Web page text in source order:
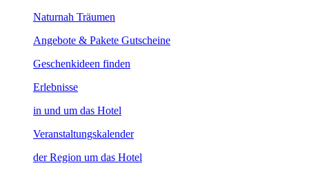
Naturnah Träumen
Angebote & Pakete Gutscheine
Geschenkideen finden
Erlebnisse
in und um das Hotel
Veranstaltungskalender
der Region um das Hotel